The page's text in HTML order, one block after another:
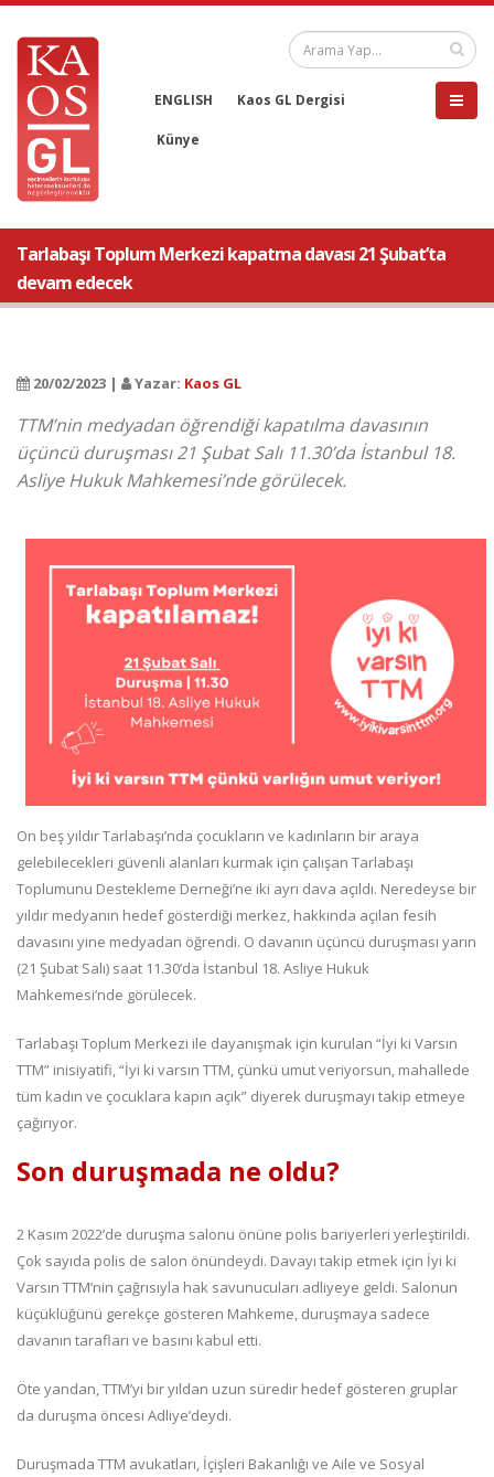
ENGLISH Kaos GL Dergisi
Künye
Tarlabaşı Toplum Merkezi kapatma davası 21 Şubat’ta
devam edecek
20/02/2023 | Yazar: Kaos GL
TTM’nin medyadan öğrendiği kapatılma davasının
üçüncü duruşması 21 Şubat Salı 11.30’da İstanbul 18.
Asliye Hukuk Mahkemesi’nde görülecek.
On beş yıldır Tarlabaşı’nda çocukların ve kadınların bir araya
gelebilecekleri güvenli alanları kurmak için çalışan Tarlabaşı
Toplumunu Destekleme Derneği’ne iki ayrı dava açıldı. Neredeyse bir
yıldır medyanın hedef gösterdiği merkez, hakkında açılan fesih
davasını yine medyadan öğrendi. O davanın üçüncü duruşması yarın
(21 Şubat Salı) saat 11.30’da İstanbul 18. Asliye Hukuk
Mahkemesi’nde görülecek.
Tarlabaşı Toplum Merkezi ile dayanışmak için kurulan “İyi ki Varsın
TTM” inisiyatifi, “İyi ki varsın TTM, çünkü umut veriyorsun, mahallede
tüm kadın ve çocuklara kapın açık” diyerek duruşmayı takip etmeye
çağırıyor.
Son duruşmada ne oldu?
2 Kasım 2022’de duruşma salonu önüne polis bariyerleri yerleştirildi.
Çok sayıda polis de salon önündeydi. Davayı takip etmek için İyi ki
Varsın TTM’nin çağrısıyla hak savunucuları adliyeye geldi. Salonun
küçüklüğünü gerekçe gösteren Mahkeme, duruşmaya sadece
davanın tarafları ve basını kabul etti.
Öte yandan, TTM’yi bir yıldan uzun süredir hedef gösteren gruplar
da duruşma öncesi Adliye’deydi.
Duruşmada TTM avukatları, İçişleri Bakanlığı ve Aile ve Sosyal